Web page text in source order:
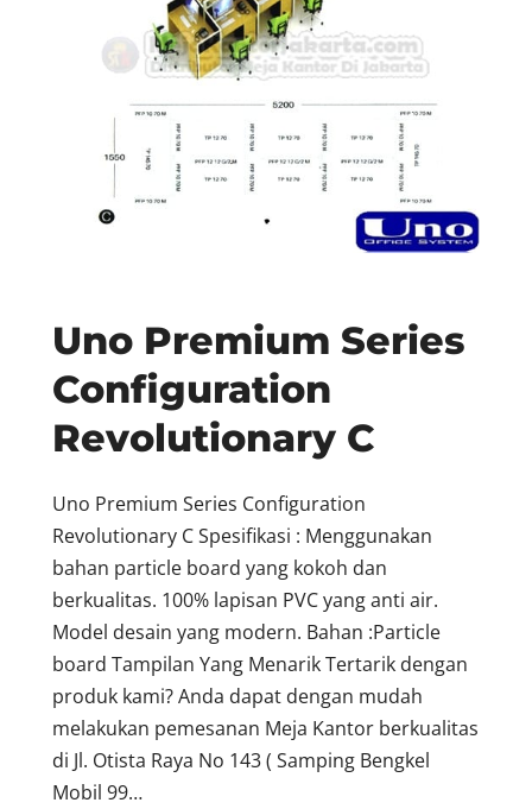
Uno Premium Series
Configuration
Revolutionary C
Uno Premium Series Configuration
Revolutionary C Spesifikasi : Menggunakan
bahan particle board yang kokoh dan
berkualitas. 100% lapisan PVC yang anti air.
Model desain yang modern. Bahan :Particle
board Tampilan Yang Menarik Tertarik dengan
produk kami? Anda dapat dengan mudah
melakukan pemesanan Meja Kantor berkualitas
di Jl. Otista Raya No 143 ( Samping Bengkel
Mobil 99…